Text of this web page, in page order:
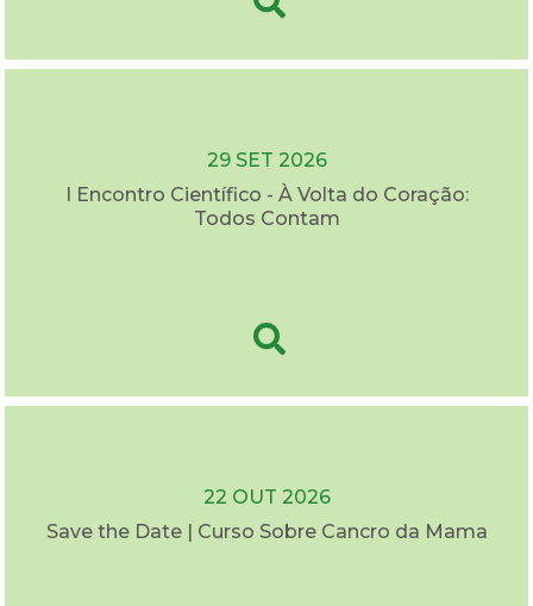
29 SET 2026
I Encontro Científico - À Volta do Coração:
Todos Contam
22 OUT 2026
Save the Date | Curso Sobre Cancro da Mama